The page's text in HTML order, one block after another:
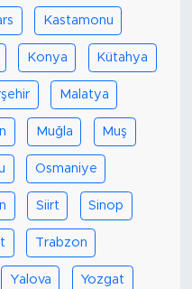
Kastamonu
Konya Kütahya
Malatya
Muğla Muş
Osmaniye
Siirt Sinop
Trabzon
Yalova Yozgat